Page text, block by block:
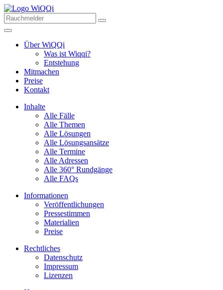
Über WiQQi
Was ist Wiqqi?
Entstehung
Mitmachen
Preise
Kontakt
Inhalte
Alle Fälle
Alle Themen
Alle Lösungen
Alle Lösungsansätze
Alle Termine
Alle Adressen
Alle 360° Rundgänge
Alle FAQs
Informationen
Veröffentlichungen
Pressestimmen
Materialien
Preise
Rechtliches
Datenschutz
Impressum
Lizenzen